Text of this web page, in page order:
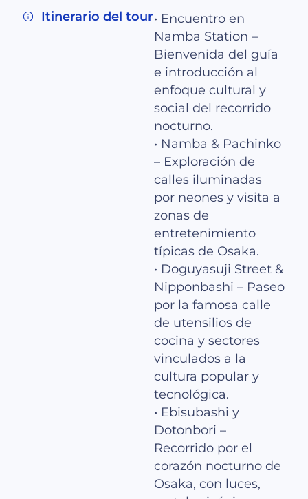
Itinerario del tour• Encuentro en
Namba Station –
Bienvenida del guía
e introducción al
enfoque cultural y
social del recorrido
nocturno.
• Namba & Pachinko
– Exploración de
calles iluminadas
por neones y visita a
zonas de
entretenimiento
típicas de Osaka.
• Doguyasuji Street &
Nipponbashi – Paseo
por la famosa calle
de utensilios de
cocina y sectores
vinculados a la
cultura popular y
tecnológica.
• Ebisu­bashi y
Dotonbori –
Recorrido por el
corazón nocturno de
Osaka, con luces,